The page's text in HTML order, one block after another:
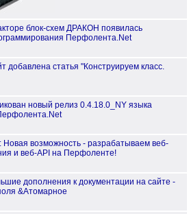
блок-схем ДРАКОН появилась
Перфолента.Net
добавлена статья "Конструируем класс.
новый релиз 0.4.18.0_NY языка
Новая возможность - разрабатываем веб-
и веб-API на Перфоленте!
дополнения к документации на сайте -
&Атомарное